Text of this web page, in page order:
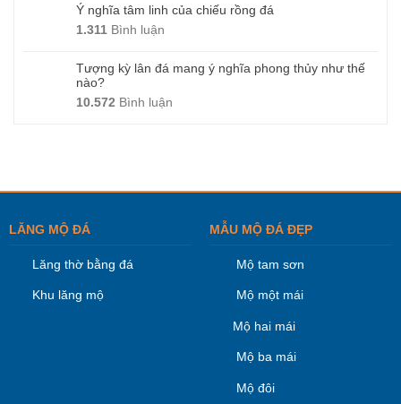
Ý nghĩa tâm linh của chiếu rồng đá
1.311 Bình luận
Tượng kỳ lân đá mang ý nghĩa phong thủy như thế
nào?
10.572 Bình luận
LĂNG MỘ ĐÁ
Lăng thờ bằng đá
Khu lăng mộ
MẪU MỘ ĐÁ ĐẸP
Mộ tam sơn
Mộ một mái
Mộ hai mái
Mộ ba mái
Mộ đôi